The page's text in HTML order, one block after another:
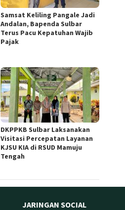
Samsat Keliling Pangale Jadi
Andalan, Bapenda Sulbar
Terus Pacu Kepatuhan Wajib
Pajak
DKPPKB Sulbar Laksanakan
Visitasi Percepatan Layanan
KJSU KIA di RSUD Mamuju
Tengah
JARINGAN SOCIAL